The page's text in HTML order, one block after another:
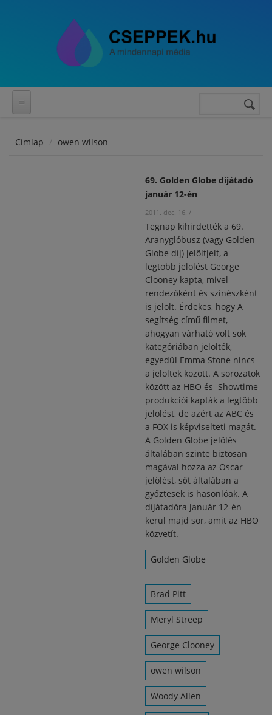
Keresés
Címlap owen wilson
69. Golden Globe díjátadó
január 12-én
2011. dec. 16. /
Tegnap kihirdették a 69.
Aranyglóbusz (vagy Golden
Globe díj) jelöltjeit, a
legtöbb jelölést George
Clooney kapta, mivel
rendezőként és színészként
is jelölt. Érdekes, hogy A
segítség című filmet,
ahogyan várható volt sok
kategóriában jelölték,
egyedül Emma Stone nincs
a jelöltek között. A sorozatok
között az HBO és Showtime
produkciói kapták a legtöbb
jelölést, de azért az ABC és
a FOX is képviselteti magát.
A Golden Globe jelölés
általában szinte biztosan
magával hozza az Oscar
jelölést, sőt általában a
győztesek is hasonlóak. A
díjátadóra január 12-én
kerül majd sor, amit az HBO
közvetít.
Golden Globe
Brad Pitt
Meryl Streep
George Clooney
owen wilson
Woody Allen